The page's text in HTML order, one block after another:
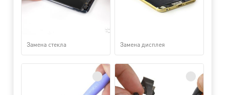
Замена стекла Замена дисплея